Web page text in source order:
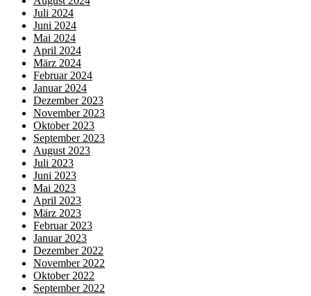
Juli 2024
Juni 2024
Mai 2024
April 2024
März 2024
Februar 2024
Januar 2024
Dezember 2023
November 2023
Oktober 2023
September 2023
August 2023
Juli 2023
Juni 2023
Mai 2023
April 2023
März 2023
Februar 2023
Januar 2023
Dezember 2022
November 2022
Oktober 2022
September 2022